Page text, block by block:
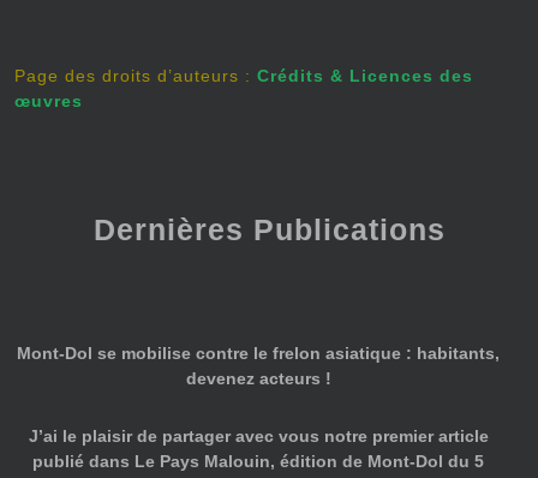
Page des droits d’auteurs : Crédits & Licences des
œuvres
Dernières Publications
Mont-Dol se mobilise contre le frelon asiatique : habitants,
devenez acteurs !
J’ai le plaisir de partager avec vous notre premier article
publié dans Le Pays Malouin, édition de Mont-Dol du 5